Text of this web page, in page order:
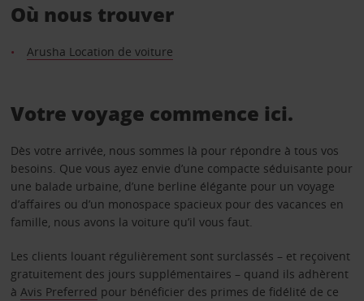
Où nous trouver
Arusha Location de voiture
Votre voyage commence ici.
Dès votre arrivée, nous sommes là pour répondre à tous vos
besoins. Que vous ayez envie d’une compacte séduisante pour
une balade urbaine, d’une berline élégante pour un voyage
d’affaires ou d’un monospace spacieux pour des vacances en
famille, nous avons la voiture qu’il vous faut.
Les clients louant régulièrement sont surclassés – et reçoivent
gratuitement des jours supplémentaires – quand ils adhèrent
à Avis Preferred pour bénéficier des primes de fidélité de ce